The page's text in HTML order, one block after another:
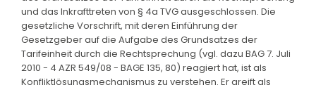
und das Inkrafttreten von § 4a TVG ausgeschlossen. Die
gesetzliche Vorschrift, mit deren Einführung der
Gesetzgeber auf die Aufgabe des Grundsatzes der
Tarifeinheit durch die Rechtsprechung (vgl. dazu BAG 7. Juli
2010 - 4 AZR 549/08 - BAGE 135, 80) reagiert hat, ist als
Konfliktlösungsmechanismus zu verstehen. Er greift als